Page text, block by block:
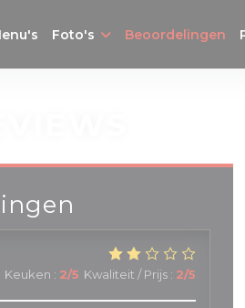
Foto's Beoordelingen
Keuken : 2/5 Kwaliteit / Prijs : 2/5